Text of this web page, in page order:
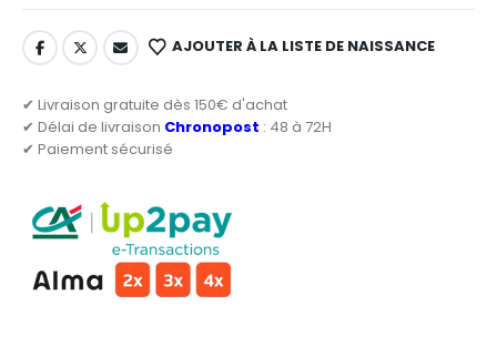
AJOUTER À LA LISTE DE NAISSANCE
✔ Livraison gratuite dès 150€ d'achat
✔ Délai de livraison Chronopost : 48 à 72H
✔ Paiement sécurisé